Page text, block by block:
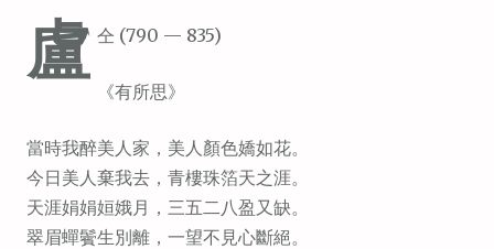
盧 仝 (790 — 835)
《有所思》
當時我醉美人家，美人顏色嬌如花。
今日美人棄我去，青樓珠箔天之涯。
天涯娟娟姮娥月，三五二八盈又缺。
翠眉蟬鬢生別離，一望不見心斷絕。